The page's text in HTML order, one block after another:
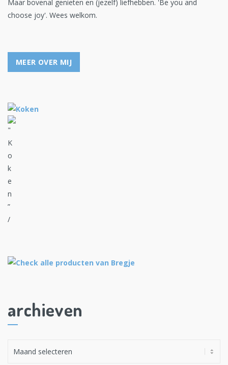
Maar bovenal genieten en (jezelf) liefhebben. 'Be you and
choose joy'. Wees welkom.
MEER OVER MIJ
archieven